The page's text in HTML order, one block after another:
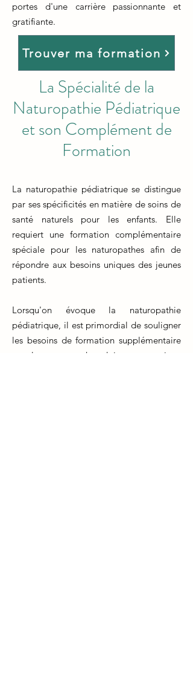
portes d'une carrière passionnante et
gratifiante.
Trouver ma formation
La Spécialité de la
Naturopathie Pédiatrique
et son Complément de
Formation
La naturopathie pédiatrique se distingue
par ses spécificités en matière de soins de
santé naturels pour les enfants. Elle
requiert une formation complémentaire
spéciale pour les naturopathes afin de
répondre aux besoins uniques des jeunes
patients.
Lorsqu'on évoque la naturopathie
pédiatrique, il est primordial de souligner
les besoins de formation supplémentaire
que les naturopathes doivent poursuivre.